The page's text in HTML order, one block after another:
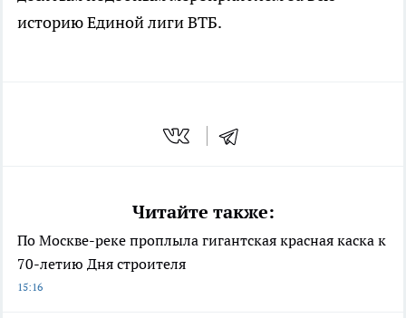
историю Единой лиги ВТБ.
Читайте также:
По Москве-реке проплыла гигантская красная каска к
70-летию Дня строителя
15:16